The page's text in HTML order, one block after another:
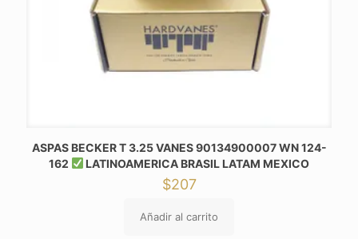
ASPAS BECKER T 3.25 VANES 90134900007 WN 124-
162
LATINOAMERICA BRASIL LATAM MEXICO
$207
Añadir al carrito